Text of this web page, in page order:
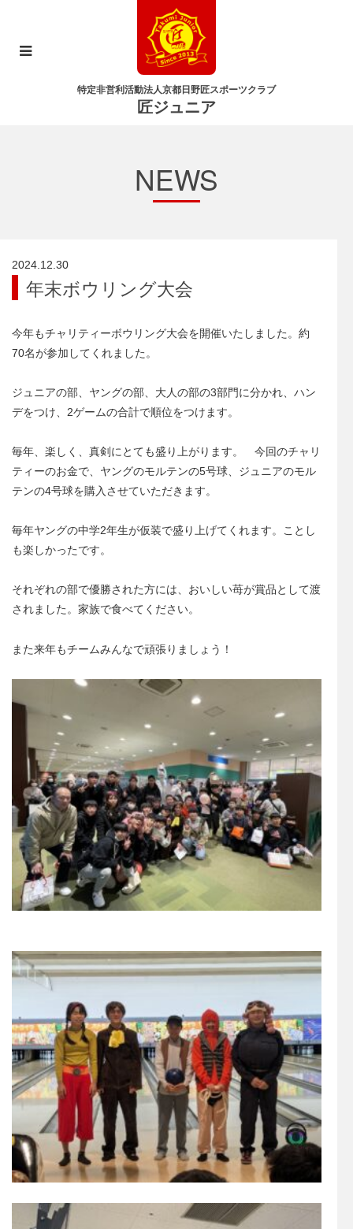
特定非営利活動法人京都日野匠スポーツクラブ
匠ジュニア
NEWS
2024.12.30
年末ボウリング大会
今年もチャリティーボウリング大会を開催いたしました。約
70名が参加してくれました。
ジュニアの部、ヤングの部、大人の部の3部門に分かれ、ハン
デをつけ、2ゲームの合計で順位をつけます。
毎年、楽しく、真剣にとても盛り上がります。 今回のチャリ
ティーのお金で、ヤングのモルテンの5号球、ジュニアのモル
テンの4号球を購入させていただきます。
毎年ヤングの中学2年生が仮装で盛り上げてくれます。ことし
も楽しかったです。
それぞれの部で優勝された方には、おいしい苺が賞品として渡
されました。家族で食べてください。
また来年もチームみんなで頑張りましょう！